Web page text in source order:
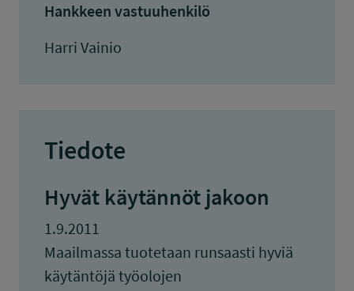
Hankkeen vastuuhenkilö
Harri Vainio
Tiedote
Hyvät käytännöt jakoon
1.9.2011
Maailmassa tuotetaan runsaasti hyviä
käytäntöjä työolojen